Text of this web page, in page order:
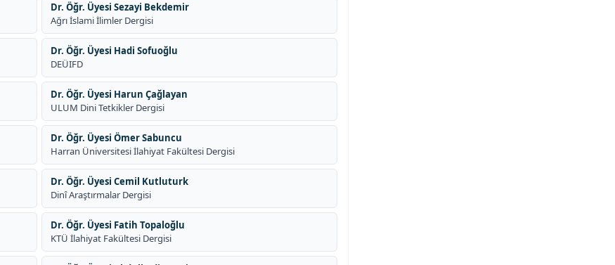
Dr. Öğr. Üyesi Sezayi Bekdemir
Ağrı İslami İlimler Dergisi
Dr. Öğr. Üyesi Hadi Sofuoğlu
DEÜIFD
Dr. Öğr. Üyesi Harun Çağlayan
ULUM Dini Tetkikler Dergisi
Dr. Öğr. Üyesi Ömer Sabuncu
Harran Üniversitesi İlahiyat Fakültesi Dergisi
Dr. Öğr. Üyesi Cemil Kutluturk
Dinî Araştırmalar Dergisi
Dr. Öğr. Üyesi Fatih Topaloğlu
KTÜ İlahiyat Fakültesi Dergisi